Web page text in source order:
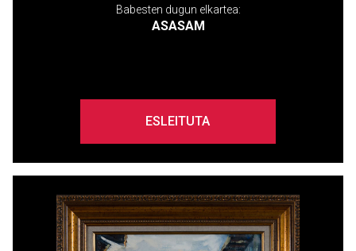
Babesten dugun elkartea:
ASASAM
ESLEITUTA